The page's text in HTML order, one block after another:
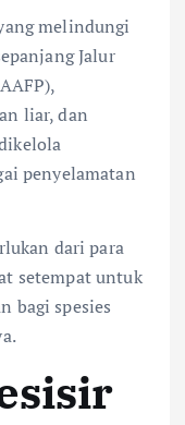
melindungi
Jalur
liar, dan
penyelamatan
dari para
setempat untuk
bagi spesies